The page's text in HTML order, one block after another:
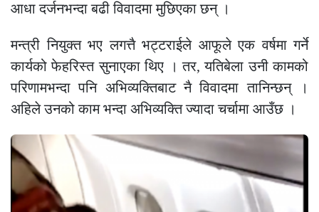
आधा दर्जनभन्दा बढी विवादमा मुछिएका छन् ।
मन्त्री नियुक्त भए लगत्तै भट्टराईले आफूले एक वर्षमा गर्ने
कार्यको फेहरिस्त सुनाएका थिए । तर, यतिबेला उनी कामको
परिणामभन्दा पनि अभिव्यक्तिबाट नै विवादमा तानिन्छन् ।
अहिले उनको काम भन्दा अभिव्यक्ति ज्यादा चर्चामा आउँछ ।